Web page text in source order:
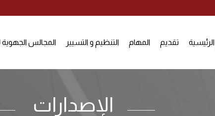
الرئيسية تقديم المهام التنظيم و التسيير المجالس
الإصدارات